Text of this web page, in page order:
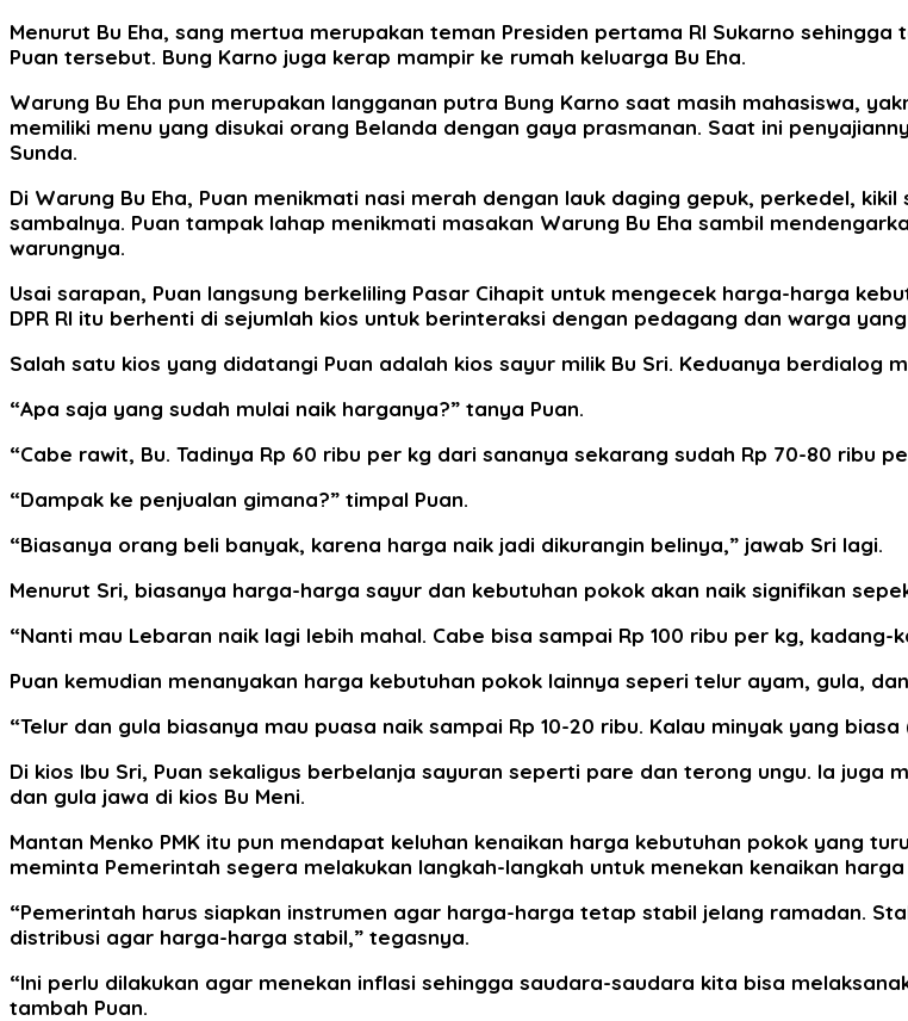
Menurut Bu Eha, sang mertua merupakan teman Presiden pertama RI Sukarno
Puan tersebut. Bung Karno juga kerap mampir ke rumah keluarga Bu Eha.
Warung Bu Eha pun merupakan langganan putra Bung Karno saat masih mahasiswa,
memiliki menu yang disukai orang Belanda dengan gaya prasmanan. Saat ini
Sunda.
Di Warung Bu Eha, Puan menikmati nasi merah dengan lauk daging gepuk, perkedel,
sambalnya. Puan tampak lahap menikmati masakan Warung Bu Eha sambil
warungnya.
Usai sarapan, Puan langsung berkeliling Pasar Cihapit untuk mengecek harga-harga
DPR RI itu berhenti di sejumlah kios untuk berinteraksi dengan pedagang dan warga
Salah satu kios yang didatangi Puan adalah kios sayur milik Bu Sri. Keduanya
“Apa saja yang sudah mulai naik harganya?” tanya Puan.
“Cabe rawit, Bu. Tadinya Rp 60 ribu per kg dari sananya sekarang sudah Rp 70-80 ribu
“Dampak ke penjualan gimana?” timpal Puan.
“Biasanya orang beli banyak, karena harga naik jadi dikurangin belinya,” jawab Sri lagi.
Menurut Sri, biasanya harga-harga sayur dan kebutuhan pokok akan naik signifikan
“Nanti mau Lebaran naik lagi lebih mahal. Cabe bisa sampai Rp 100 ribu per kg,
Puan kemudian menanyakan harga kebutuhan pokok lainnya seperi telur ayam, gula,
“Telur dan gula biasanya mau puasa naik sampai Rp 10-20 ribu. Kalau minyak yang
Di kios Ibu Sri, Puan sekaligus berbelanja sayuran seperti pare dan terong ungu. Ia juga
dan gula jawa di kios Bu Meni.
Mantan Menko PMK itu pun mendapat keluhan kenaikan harga kebutuhan pokok yang
meminta Pemerintah segera melakukan langkah-langkah untuk menekan kenaikan
“Pemerintah harus siapkan instrumen agar harga-harga tetap stabil jelang ramadan.
distribusi agar harga-harga stabil,” tegasnya.
“Ini perlu dilakukan agar menekan inflasi sehingga saudara-saudara kita bisa
tambah Puan.